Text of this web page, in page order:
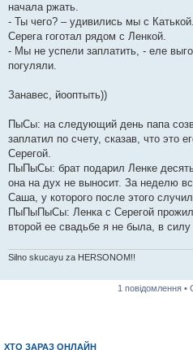
начала ржать.
- Ты чего? – удивились мы с Катькой.
Серега гоготал рядом с Ленкой.
- Мы не успели заплатить, - еле
погуляли.
Занавес, йооптыть))
ПыСы: на следующий день папа
заплатил по счету, сказав, что это
Серегой.
ПыПыСы: брат подарил Ленке
она на дух не выносит. За неделю
Саша, у которого после этого
ПыПыПыСы: Ленка с Серегой
второй ее свадьбе я не была, в
Silno skucayu za HERSONOM!!
1 повідомлення •
ХТО ЗАРАЗ ОНЛАЙН